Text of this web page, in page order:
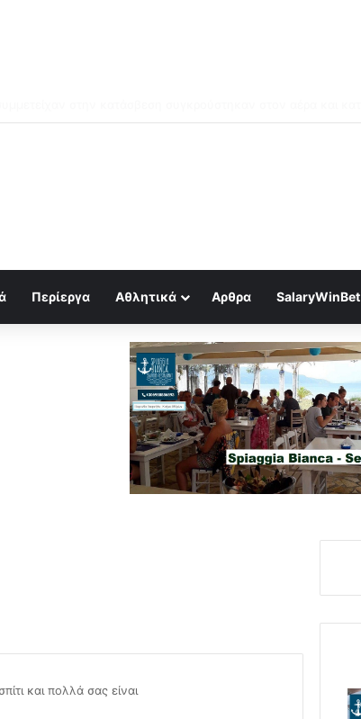
Περίεργα Αθλητικά Αρθρα SalaryWinBet
και πολλά σας είναι